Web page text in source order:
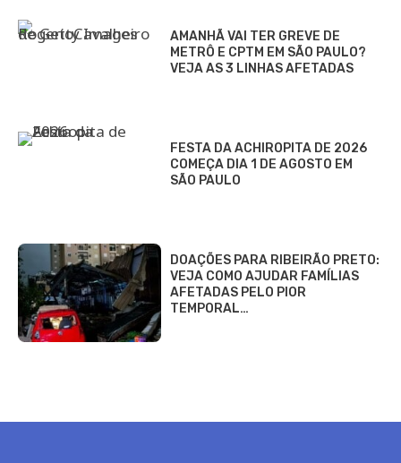
AMANHÃ VAI TER GREVE DE
METRÔ E CPTM EM SÃO PAULO?
VEJA AS 3 LINHAS AFETADAS
FESTA DA ACHIROPITA DE 2026
COMEÇA DIA 1 DE AGOSTO EM
SÃO PAULO
DOAÇÕES PARA RIBEIRÃO PRETO:
VEJA COMO AJUDAR FAMÍLIAS
AFETADAS PELO PIOR
TEMPORAL…